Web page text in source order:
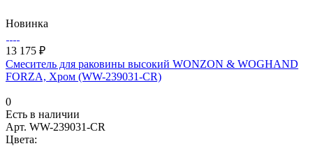
Новинка
13 175 ₽
Смеситель для раковины высокий WONZON & WOGHAND
FORZA, Хром (WW-239031-CR)
0
Есть в наличии
Арт. WW-239031-CR
Цвета: